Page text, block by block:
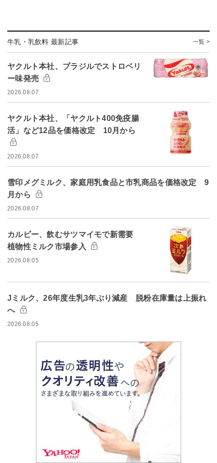
牛乳・乳飲料 最新記事 一覧 >
ヤクルト本社、ブラジルでストロベリ
ー味発売
2026.08.07
ヤクルト本社、「ヤクルト400免疫腸
活」など12品を価格改定 10月から
2026.08.07
雪印メグミルク、家庭用乳食品と市乳商品を価格改定 9
月から
2026.08.07
カルビー、飲むサツマイモで新需要
植物性ミルク市場参入
2026.08.05
Jミルク、26年度生乳3年ぶり減産 脱粉在庫量は上振れ
へ
2026.08.05